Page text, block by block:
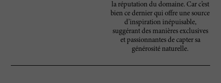
la réputation du domaine. Car c’est
bien ce dernier qui offre une source
d’inspiration inépuisable,
suggérant des manières exclusives
et passionnantes de capter sa
générosité naturelle.